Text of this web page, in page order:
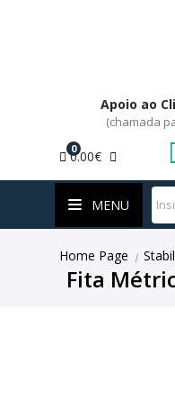
Apoio ao
(chamada
0
0.00€
MENU
Home Page |
Fita